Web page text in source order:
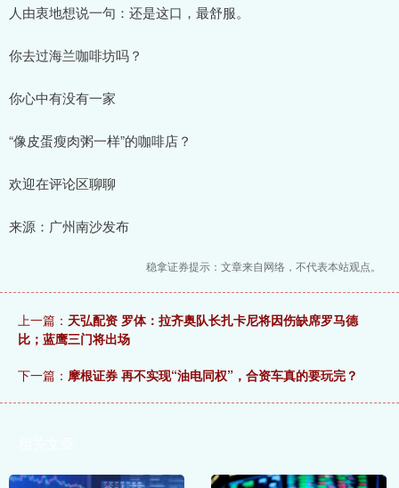
人由衷地想说一句：还是这口，最舒服。
你去过海兰咖啡坊吗？
你心中有没有一家
“像皮蛋瘦肉粥一样”的咖啡店？
欢迎在评论区聊聊
来源：广州南沙发布
稳拿证券提示：文章来自网络，不代表本站观点。
上一篇： 天弘配资 罗体：拉齐奥队长扎卡尼将因伤缺席罗马德
比；蓝鹰三门将出场
下一篇： 摩根证券 再不实现“油电同权”，合资车真的要玩完？